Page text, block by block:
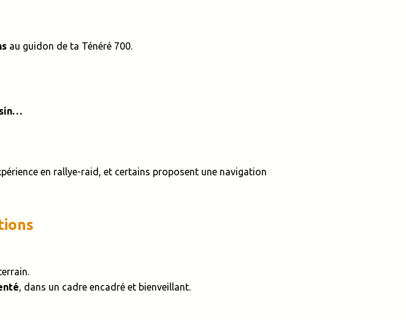
au guidon de ta Ténéré 700.
en rallye-raid, et certains proposent une navigation
, dans un cadre encadré et bienveillant.